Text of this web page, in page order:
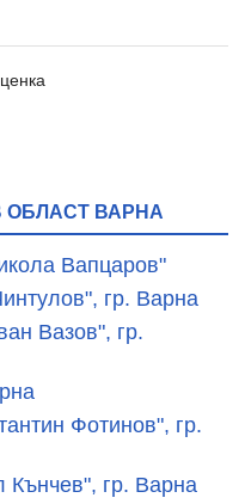
ВАРНА
Вапцаров"
гр. Варна
Вазов", гр.
Фотинов", гр.
гр. Варна